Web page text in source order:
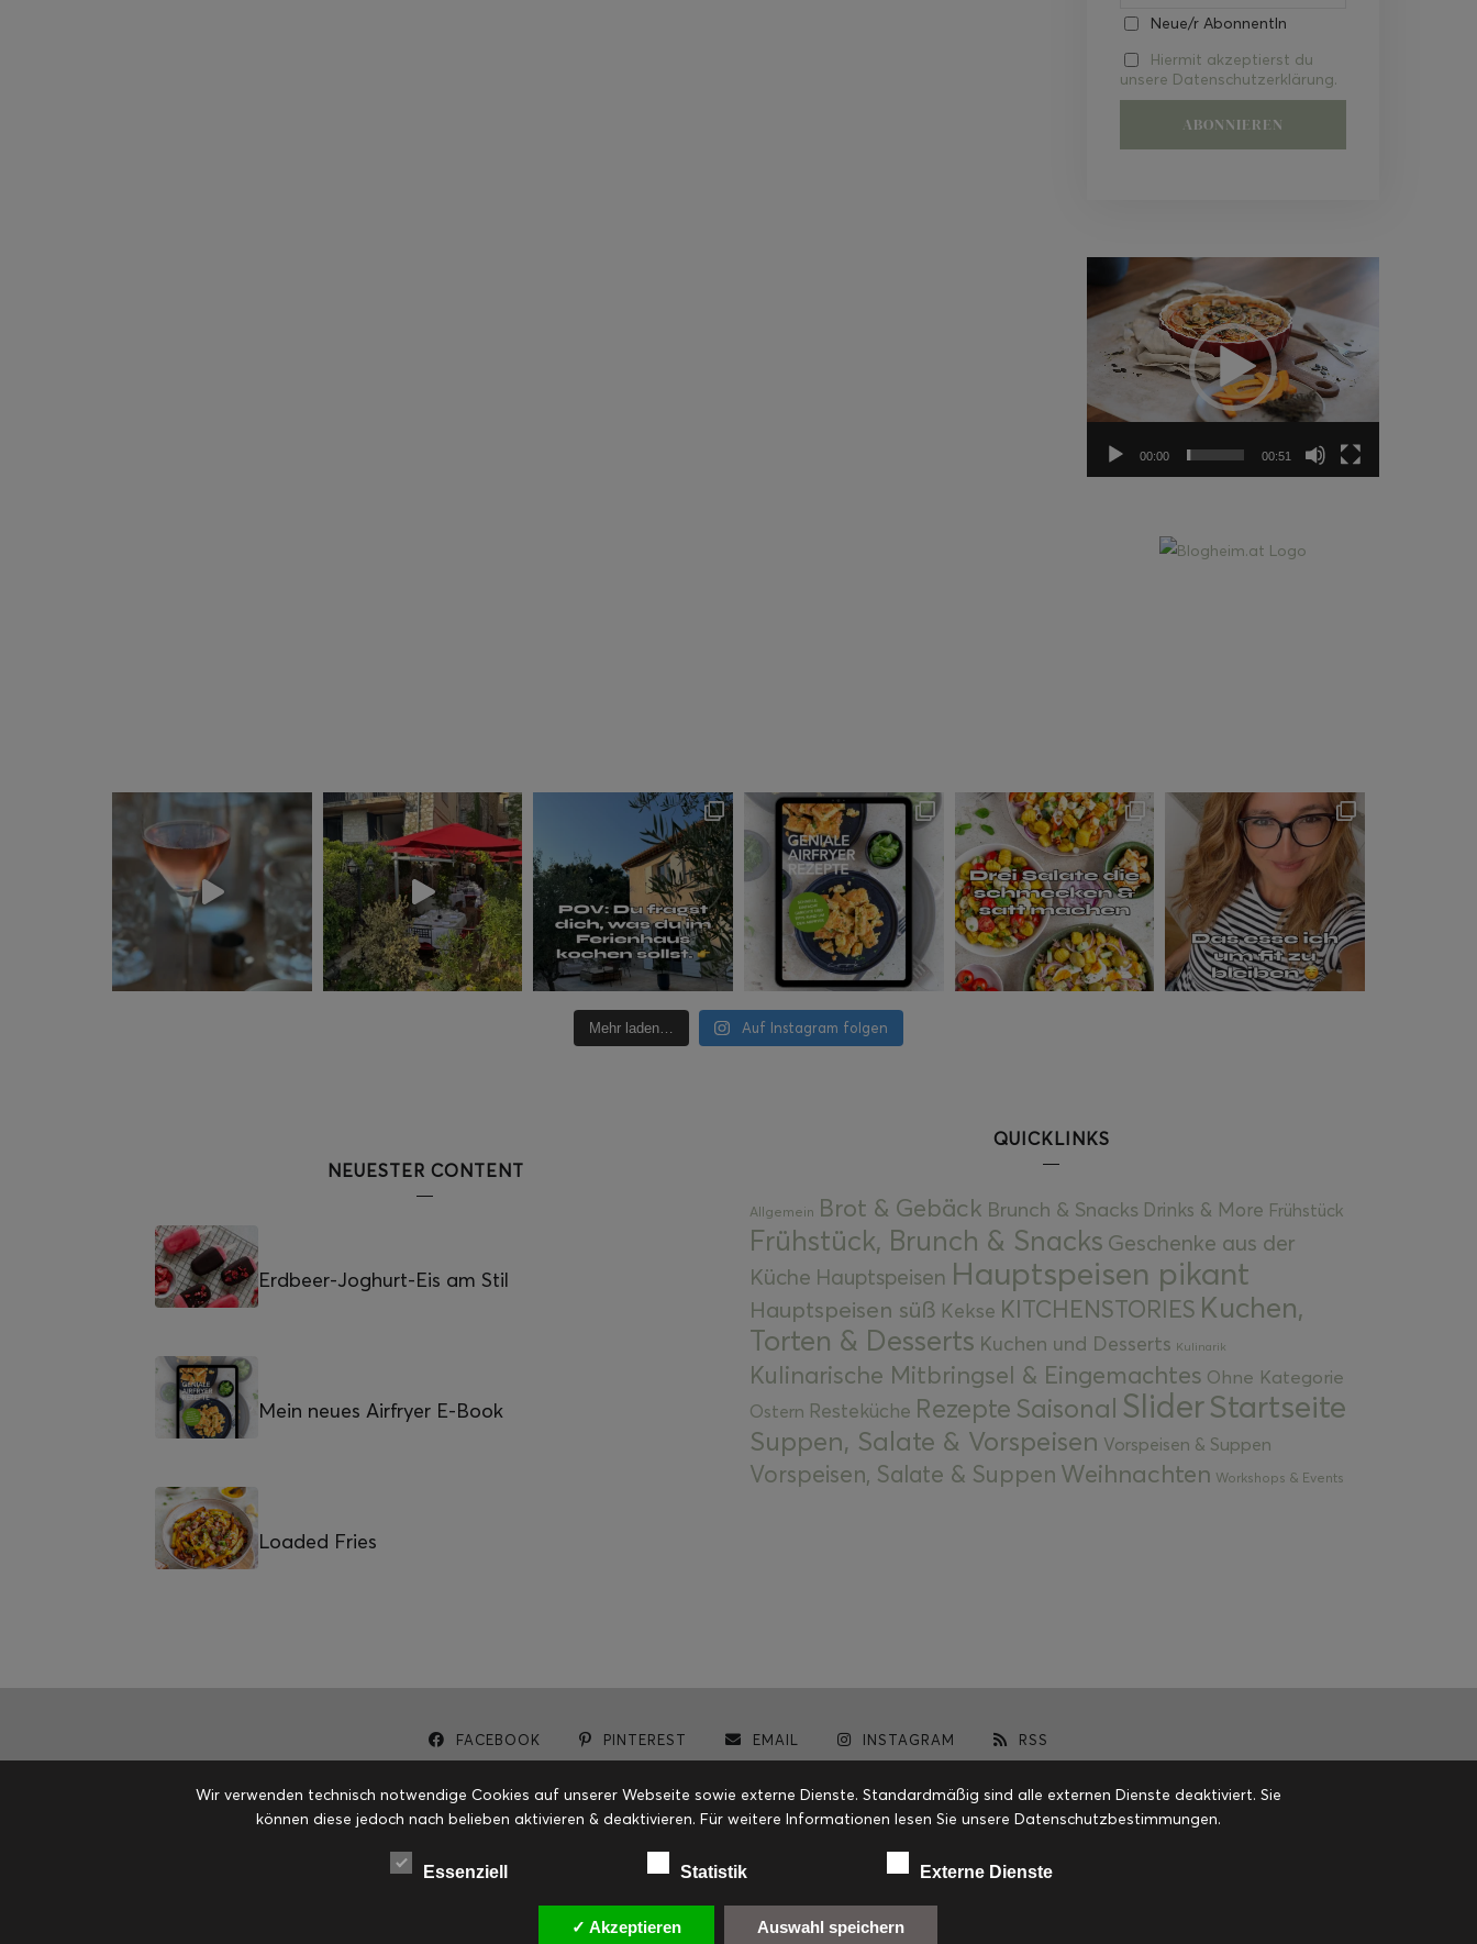
Neue/r AbonnentIn
Hiermit akzeptierst du
unsere Datenschutzerklärung.
Video-
Player
00:00 00:51
Mehr laden… Auf Instagram folgen
NEUESTER CONTENT
Erdbeer-Joghurt-Eis am Stil
Mein neues Airfryer E-Book
Loaded Fries
QUICKLINKS
Allgemein Brot & Gebäck Brunch & Snacks Drinks & More Frühstück
Frühstück, Brunch & Snacks Geschenke aus der
Küche Hauptspeisen Hauptspeisen pikant
Hauptspeisen süß Kekse KITCHENSTORIES Kuchen,
Torten & Desserts Kuchen und Desserts Kulinarik
Kulinarische Mitbringsel & Eingemachtes Ohne Kategorie
Ostern Resteküche Rezepte Saisonal SliderStartseite
Suppen, Salate & Vorspeisen Vorspeisen & Suppen
Vorspeisen, Salate & Suppen Weihnachten Workshops & Events
FACEBOOK PINTEREST EMAIL INSTAGRAM RSS
Wir verwenden technisch notwendige Cookies auf unserer Webseite sowie externe Dienste. Standardmäßig sind alle externen Dienste deaktiviert. Sie
können diese jedoch nach belieben aktivieren & deaktivieren. Für weitere Informationen lesen Sie unsere Datenschutzbestimmungen.
Essenziell Statistik Externe Dienste
✓ Akzeptieren Auswahl speichern